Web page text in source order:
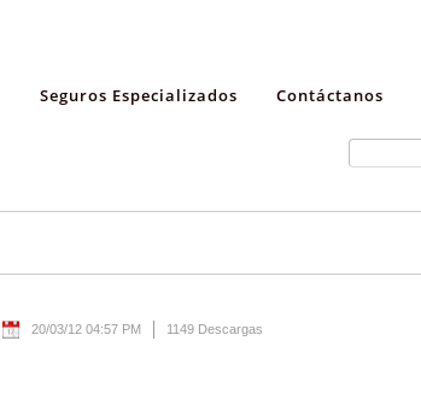
Seguros Especializados Contáctanos
20/03/12 04:57 PM 1149 Descargas